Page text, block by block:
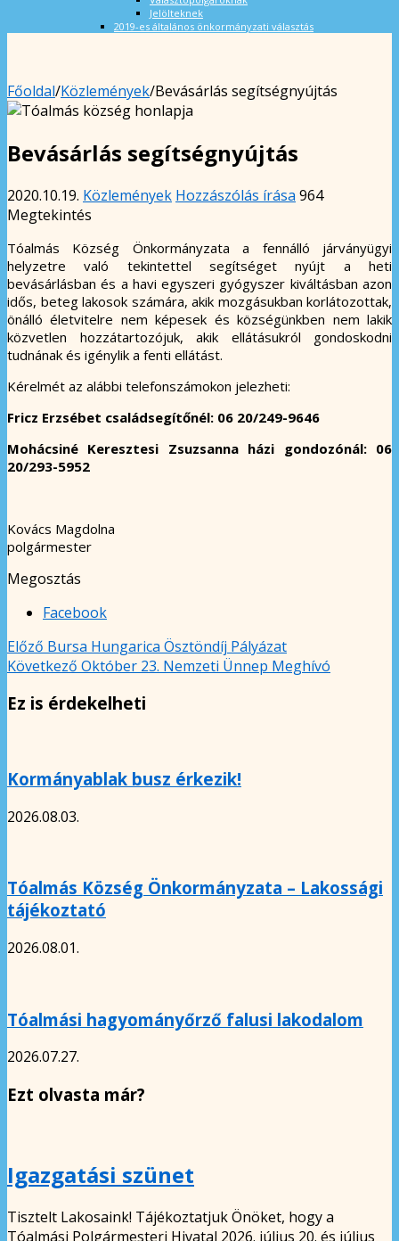
Jelölteknek
2019-es általános önkormányzati választás
Főoldal/Közlemények/Bevásárlás segítségnyújtás
Bevásárlás segítségnyújtás
2020.10.19. Közlemények Hozzászólás írása 964
Megtekintés
Tóalmás Község Önkormányzata a fennálló járványügyi
helyzetre való tekintettel segítséget nyújt a heti
bevásárlásban és a havi egyszeri gyógyszer kiváltásban azon
idős, beteg lakosok számára, akik mozgásukban korlátozottak,
önálló életvitelre nem képesek és községünkben nem lakik
közvetlen hozzátartozójuk, akik ellátásukról gondoskodni
tudnának és igénylik a fenti ellátást.
Kérelmét az alábbi telefonszámokon jelezheti:
Fricz Erzsébet családsegítőnél: 06 20/249-9646
Mohácsiné Keresztesi Zsuzsanna házi gondozónál: 06
20/293-5952
Kovács Magdolna
polgármester
Megosztás
Facebook
Előző Bursa Hungarica Ösztöndíj Pályázat
Következő Október 23. Nemzeti Ünnep Meghívó
Ez is érdekelheti
Kormányablak busz érkezik!
2026.08.03.
Tóalmás Község Önkormányzata – Lakossági
tájékoztató
2026.08.01.
Tóalmási hagyományőrző falusi lakodalom
2026.07.27.
Ezt olvasta már?
Igazgatási szünet
Tisztelt Lakosaink! Tájékoztatjuk Önöket, hogy a
Tóalmási Polgármesteri Hivatal 2026. július 20. és július